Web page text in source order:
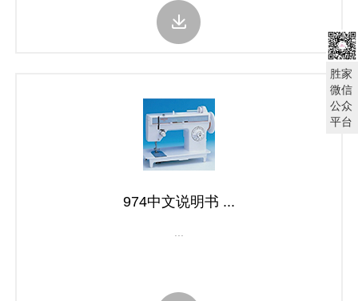
974中文说明书 ...
胜家
微信
公众
平台